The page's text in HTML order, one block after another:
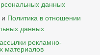
данных
и Политика в отношении
данных
рекламно-
материалов